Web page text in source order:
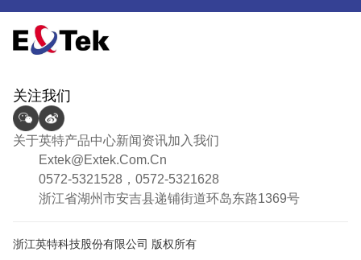
关注我们
关于英特产品中心新闻资讯加入我们
Extek@extek.com.cn
0572-5321528，0572-5321628
浙江省湖州市安吉县递铺街道环岛东路1369号
浙江英特科技股份有限公司 版权所有